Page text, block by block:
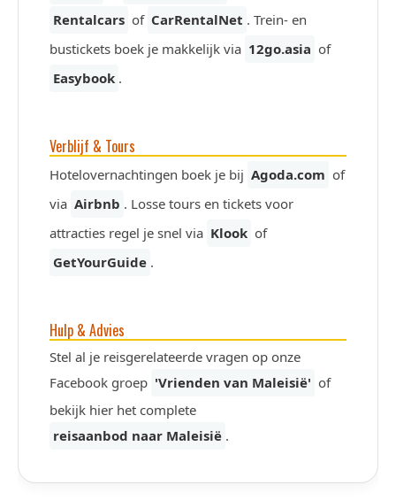
Rentalcars of CarRentalNet . Trein- en
bustickets boek je makkelijk via 12go.asia of
Easybook .
Verblijf & Tours
Hotelovernachtingen boek je bij Agoda.com of
via Airbnb . Losse tours en tickets voor
attracties regel je snel via Klook of
GetYourGuide .
Hulp & Advies
Stel al je reisgerelateerde vragen op onze
Facebook groep 'Vrienden van Maleisië' of
bekijk hier het complete
reisaanbod naar Maleisië .